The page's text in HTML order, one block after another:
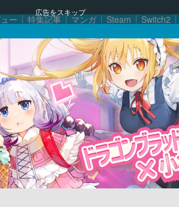
広告をスキップ
ー 特集記事 マンガ Steam Switch2